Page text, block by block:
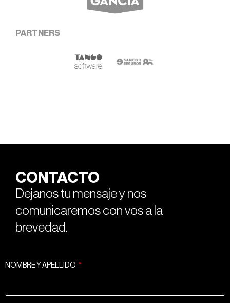
PARTNERS
CONTACTO
Dejanos tu mensaje y nos
comunicaremos con vos a la
brevedad.
NOMBRE Y APELLIDO